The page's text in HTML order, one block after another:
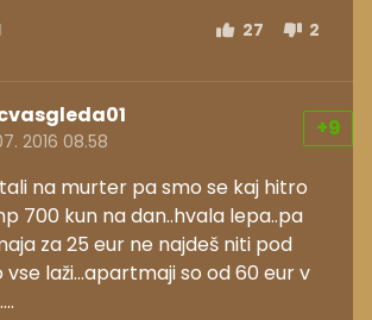
27 2
2016 08.58
+9
na murter pa smo se kaj hitro
700 kun na dan..hvala lepa..pa
za 25 eur ne najdeš niti pod
vse laži...apartmaji so od 60 eur v